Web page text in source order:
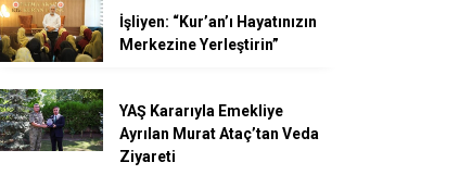
İşliyen: “Kur’an’ı Hayatınızın
Merkezine Yerleştirin”
YAŞ Kararıyla Emekliye
Ayrılan Murat Ataç’tan Veda
Ziyareti